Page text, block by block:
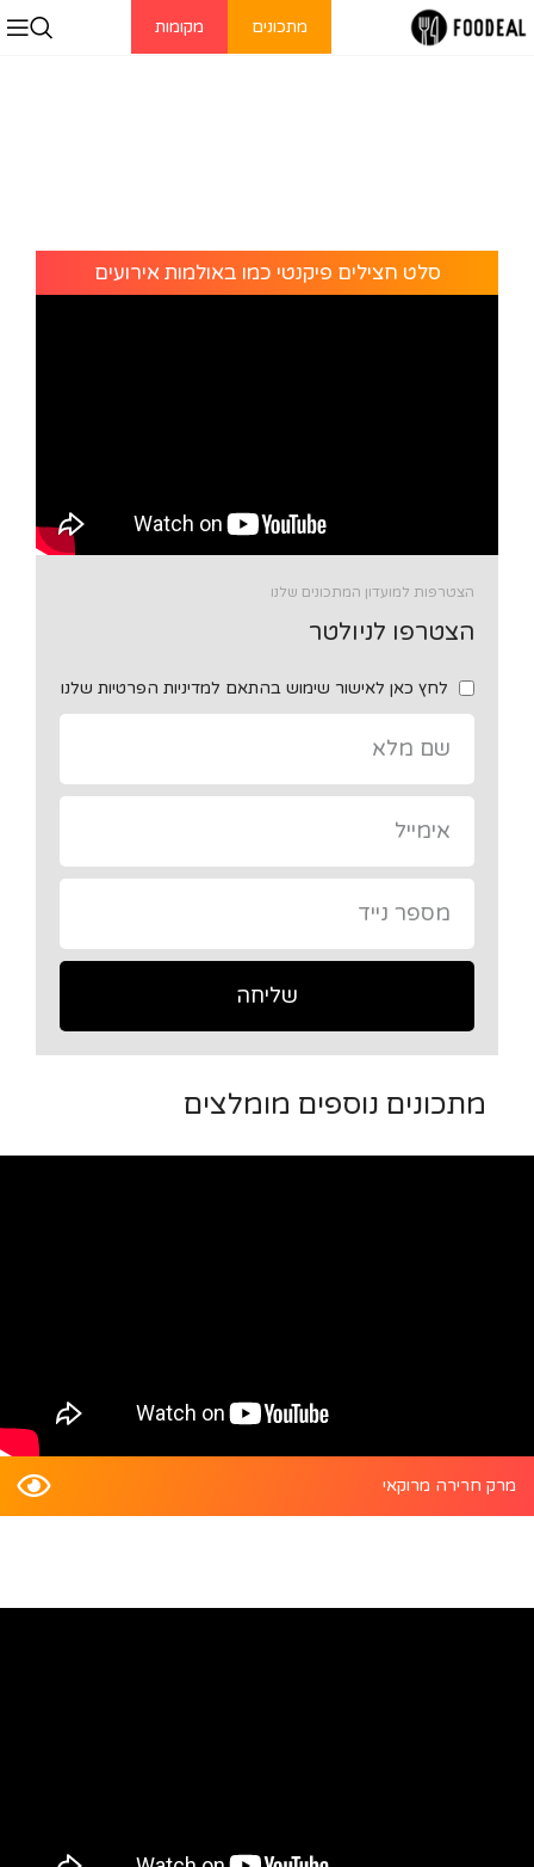
מתכונים מקומות
סלט חצילים פיקנטי כמו באולמות אירועים
הצטרפות למועדון המתכונים שלנו
הצטרפו לניולטר
לחץ כאן לאישור שימוש בהתאם למדיניות הפרטיות שלנו
שליחה
מתכונים נוספים מומלצים
מרק חרירה מרוקאי